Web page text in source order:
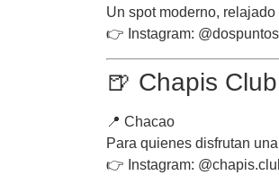
Un spot moderno,
👉 Instagram:
🍺 Chapis Club
📍 Chacao
Para quienes disfrutan
👉 Instagram: